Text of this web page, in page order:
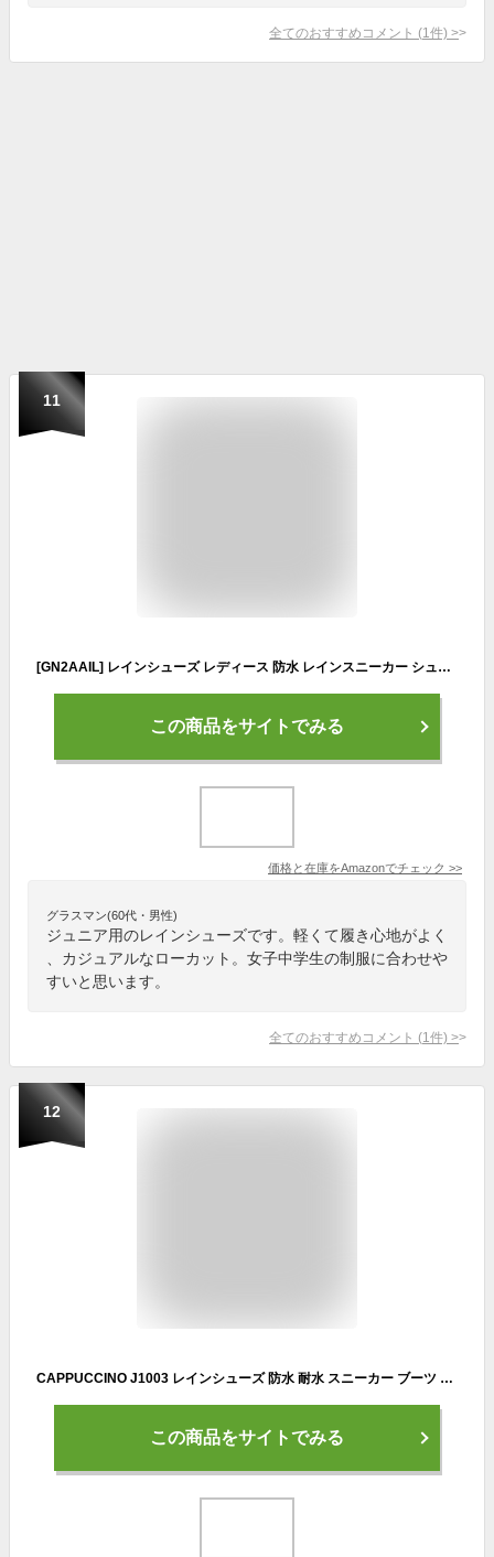
全てのおすすめコメント (1 件) >
11
[GN2AAIL] レインシューズ レディース 防水 レインスニーカー シューズ 靴 24.0cm スニーカー レインブーツ 雨 梅雨 雪 晴雨兼用 レイングッズ 歩きやすい 通勤 通学 カジュアル ローカット 軽い 軽量 婦人 子供 キッズ ジュニア 白 ブラック 黒
この商品をサイトでみる
価格と在庫をAmazonでチェック >>
グラスマン(60代・男性)
ジュニア用のレインシューズです。軽くて履き心地がよく
、カジュアルなローカット。女子中学生の制服に合わせや
すいと思います。
全てのおすすめコメント (1 件) >
12
CAPPUCCINO J1003 レインシューズ 防水 耐水 スニーカー ブーツ レースアップ 紐靴 雨の日 通勤 通学 中学生 高校生 主婦 旅行 デイリー 梅雨 雪 冬 カプチーノ
この商品をサイトでみる